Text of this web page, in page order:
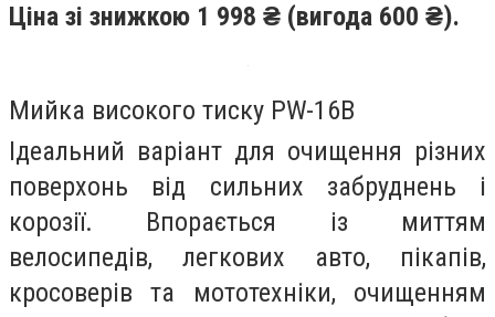
Ціна зі знижкою 1 998 ₴ (вигода 600 ₴).
Мийка високого тиску PW-16B
Ідеальний варіант для очищення різних
поверхонь від сильних забруднень і
корозії. Впорається із миттям
велосипедів, легкових авто, пікапів,
кросоверів та мототехніки, очищенням